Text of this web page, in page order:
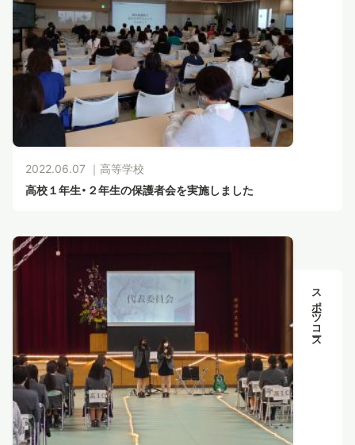
2022.06.07 ｜ 高等学校
高校１年生・２年生の保護者会を実施しました
スポーツコース